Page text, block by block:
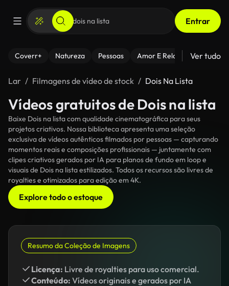
Entrar
Coverr+ Natureza Pessoas Amor E Relacionamentos
Ver tudo
Lar Filmagens de vídeo de stock Dois Na Lista
Vídeos gratuitos de Dois na lista
Baixe Dois na lista com qualidade cinematográfica para seus
projetos criativos. Nossa biblioteca apresenta uma seleção
exclusiva de vídeos autênticos filmados por pessoas — capturando
momentos reais e composições profissionais — juntamente com
clipes criativos gerados por IA para planos de fundo em loop e
visuais de Dois na lista estilizados. Todos os recursos são livres de
royalties e otimizados para edição em 4K.
Explore todo o estoque
Resumo da Coleção de Imagens
Licença: Livre de royalties para uso comercial.
Conteúdo: Vídeos originais e gerados por IA